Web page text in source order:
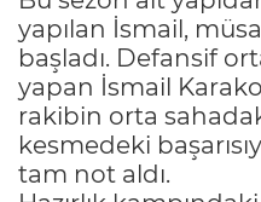
yapılan İsmail,
başladı. Defansif
yapan İsmail
rakibin orta
kesmedeki
tam not aldı.